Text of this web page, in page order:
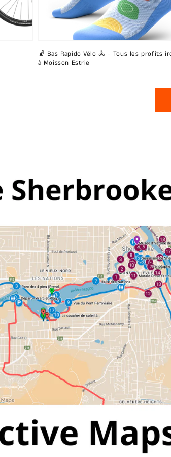
🧦 Bas Rapido Vélo 🚴 - Tous les profits
à Moisson Estrie